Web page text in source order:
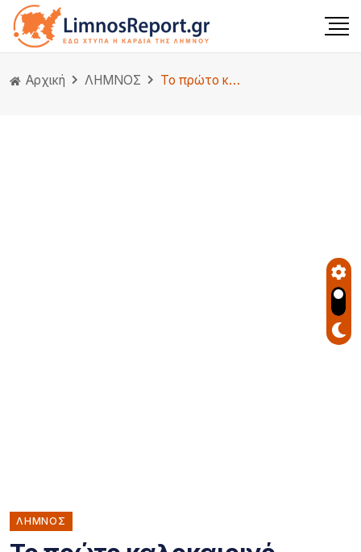
Αρχική ΛΗΜΝΟΣ Το πρώτο καλοκαιρινό γλέντι στο Πεδινό έρχεται με μουσική, χορό και παραδοσιακές γεύσει
ΛΗΜΝΟΣ